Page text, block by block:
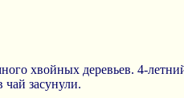
хвойных деревьев. 4-
засунули.